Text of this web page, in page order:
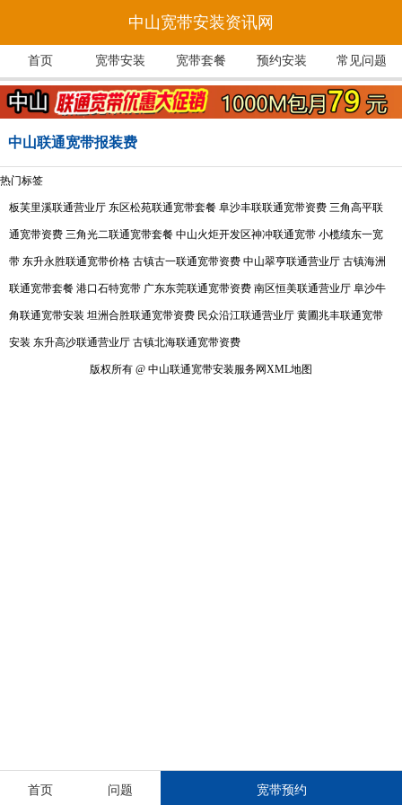
中山宽带安装资讯网
首页 宽带安装 宽带套餐 预约安装 常见问题
中山联通宽带报装费
热门标签
板芙里溪联通营业厅 东区松苑联通宽带套餐 阜沙丰联联通宽带资费 三角高平联
通宽带资费 三角光二联通宽带套餐 中山火炬开发区神冲联通宽带 小榄绩东一宽
带 东升永胜联通宽带价格 古镇古一联通宽带资费 中山翠亨联通营业厅 古镇海洲
联通宽带套餐 港口石特宽带 广东东莞联通宽带资费 南区恒美联通营业厅 阜沙牛
角联通宽带安装 坦洲合胜联通宽带资费 民众沿江联通营业厅 黄圃兆丰联通宽带
安装 东升高沙联通营业厅 古镇北海联通宽带资费
版权所有 @ 中山联通宽带安装服务网XML地图
首页 问题 宽带预约